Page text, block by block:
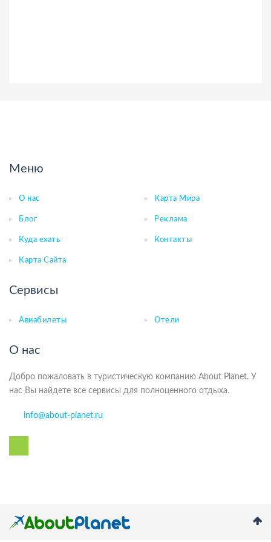
Меню
О нас Карта Мира
Блог Реклама
Куда ехать Контакты
Карта Сайта
Сервисы
Авиабилеты Отели
О нас
Добро пожаловать в туристическую компанию About Planet. У
нас Вы найдете все сервисы для полноценного отдыха.
info@about-planet.ru